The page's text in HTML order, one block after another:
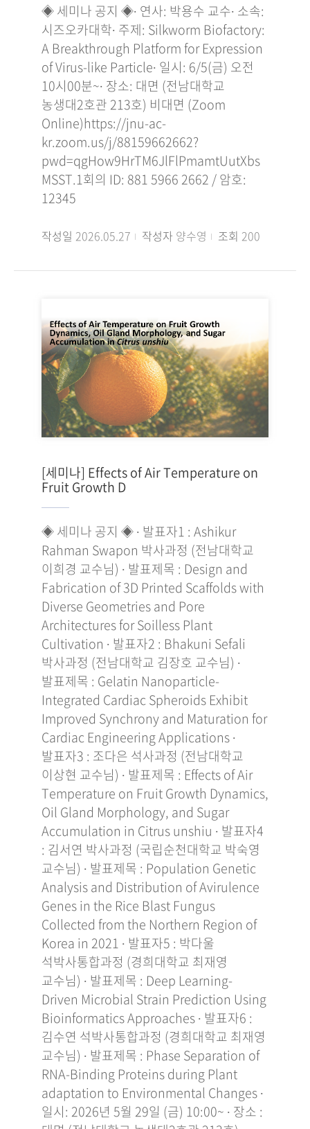
◈ 세미나 공지 ◈∙ 연사: 박용수 교수∙ 소속:
시즈오카대학∙ 주제: Silkworm Biofactory:
A Breakthrough Platform for Expression
of Virus-like Particle∙ 일시: 6/5(금) 오전
10시00분~∙ 장소: 대면 (전남대학교
농생대2호관 213호) 비대면 (Zoom
Online)https://jnu-ac-
kr.zoom.us/j/88159662662?
pwd=qgHow9HrTM6JlFlPmamtUutXbs
MSST.1회의 ID: 881 5966 2662 / 암호:
12345
작성일 2026.05.27 작성자 양수영 조회 200
[세미나] Effects of Air Temperature on
Fruit Growth D
◈ 세미나 공지 ◈ ∙ 발표자1 : Ashikur
Rahman Swapon 박사과정 (전남대학교
이희경 교수님) ∙ 발표제목 : Design and
Fabrication of 3D Printed Scaffolds with
Diverse Geometries and Pore
Architectures for Soilless Plant
Cultivation ∙ 발표자2 : Bhakuni Sefali
박사과정 (전남대학교 김장호 교수님) ∙
발표제목 : Gelatin Nanoparticle-
Integrated Cardiac Spheroids Exhibit
Improved Synchrony and Maturation for
Cardiac Engineering Applications ∙
발표자3 : 조다은 석사과정 (전남대학교
이상현 교수님) ∙ 발표제목 : Effects of Air
Temperature on Fruit Growth Dynamics,
Oil Gland Morphology, and Sugar
Accumulation in Citrus unshiu ∙ 발표자4
: 김서연 박사과정 (국립순천대학교 박숙영
교수님) ∙ 발표제목 : Population Genetic
Analysis and Distribution of Avirulence
Genes in the Rice Blast Fungus
Collected from the Northern Region of
Korea in 2021 ∙ 발표자5 : 박다울
석박사통합과정 (경희대학교 최재영
교수님) ∙ 발표제목 : Deep Learning-
Driven Microbial Strain Prediction Using
Bioinformatics Approaches ∙ 발표자6 :
김수연 석박사통합과정 (경희대학교 최재영
교수님) ∙ 발표제목 : Phase Separation of
RNA-Binding Proteins during Plant
adaptation to Environmental Changes ∙
일시: 2026년 5월 29일 (금) 10:00~ ∙ 장소 :